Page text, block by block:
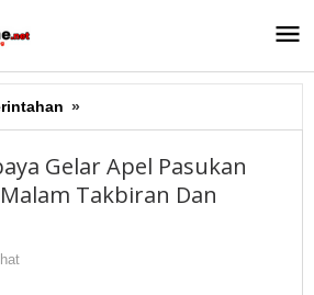
»
Surabaya
Apel
Pasukan
Gelar Apel Pasukan
Takbiran Dan